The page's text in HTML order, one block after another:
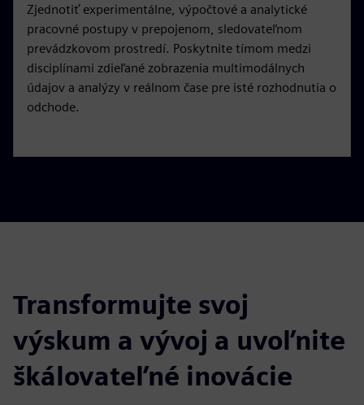
Zjednotiť experimentálne, výpočtové a analytické
pracovné postupy v prepojenom, sledovateľnom
prevádzkovom prostredí. Poskytnite tímom medzi
disciplínami zdieľané zobrazenia multimodálnych
údajov a analýzy v reálnom čase pre isté rozhodnutia o
odchode.
Transformujte svoj
výskum a vývoj a uvoľnite
škálovateľné inovácie